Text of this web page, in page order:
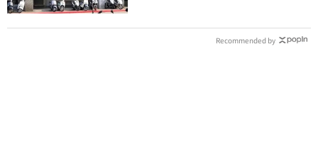
Recommended by